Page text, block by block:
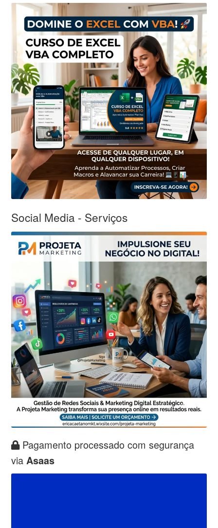
Social Media - Serviços
Pagamento processado com segurança
via Asaas